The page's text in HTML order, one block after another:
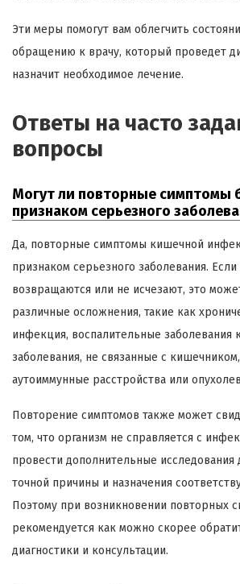
Эти меры помогут вам облегчить
обращению к врачу, который проведет
назначит необходимое лечение.
Ответы на часто
вопросы
Могут ли повторные симптомы
признаком серьезного
Да, повторные симптомы кишечной
признаком серьезного заболевания.
возвращаются или не исчезают, это
различные осложнения, такие как
инфекция, воспалительные заболевания
заболевания, не связанные с
аутоиммунные расстройства или
Повторение симптомов также может
том, что организм не справляется с
провести дополнительные исследования
точной причины и назначения
Поэтому при возникновении повторных
рекомендуется как можно скорее
диагностики и консультации.